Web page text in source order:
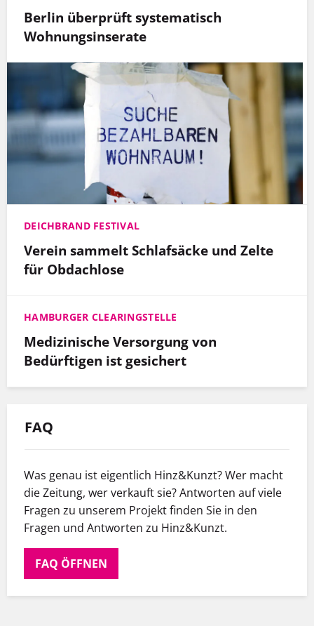
Berlin überprüft systematisch
Wohnungsinserate
DEICHBRAND FESTIVAL
Verein sammelt Schlafsäcke und Zelte
für Obdachlose
HAMBURGER CLEARINGSTELLE
Medizinische Versorgung von
Bedürftigen ist gesichert
FAQ
Was genau ist eigentlich Hinz&Kunzt? Wer macht
die Zeitung, wer verkauft sie? Antworten auf viele
Fragen zu unserem Projekt finden Sie in den
Fragen und Antworten zu Hinz&Kunzt.
FAQ ÖFFNEN